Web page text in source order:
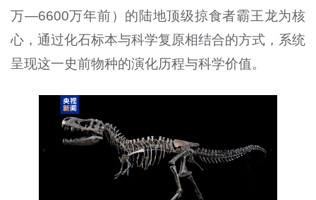
万—6600万年前）的陆地顶级掠食者霸王龙为核
心，通过化石标本与科学复原相结合的方式，系统
呈现这一史前物种的演化历程与科学价值。